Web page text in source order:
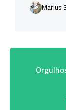
Marius S